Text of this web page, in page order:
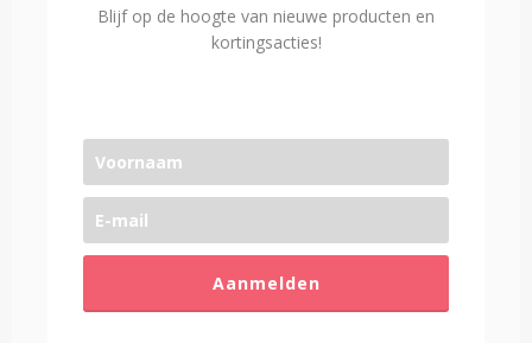
Blijf op de hoogte van nieuwe producten en
kortingsacties!
Aanmelden